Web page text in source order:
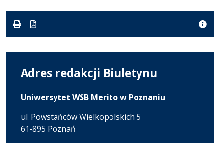
Adres redakcji Biuletynu
Uniwersytet WSB Merito w Poznaniu
ul. Powstańców Wielkopolskich 5
61-895 Poznań